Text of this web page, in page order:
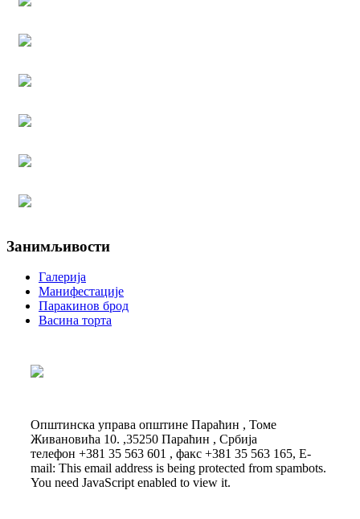
Занимљивости
Галерија
Манифестације
Паракинов брод
Васина торта
Општинска управа општине Параћин , Томе
Живановића 10. ,35250 Параћин , Србија
телефон +381 35 563 601 , факс +381 35 563 165, E-
mail: This email address is being protected from spambots.
You need JavaScript enabled to view it.